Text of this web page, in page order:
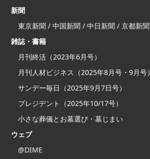
新聞
東京新聞 / 中国新聞 / 中日新聞 / 京都新聞
雑誌・書籍
月刊終活（2023年6月号）
月刊人材ビジネス（2025年8月号・9月号）
サンデー毎日（2025年9月7日号）
プレジデント（2025年10/17号）
小さな葬儀とお墓選び・墓じまい
ウェブ
@DIME